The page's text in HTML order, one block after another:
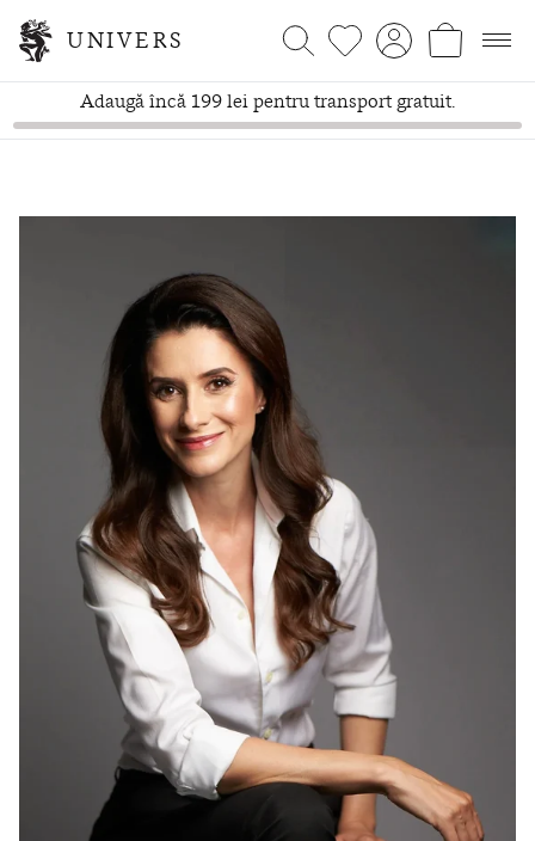
UNIVERS
Adaugă încă 199 lei pentru transport gratuit.